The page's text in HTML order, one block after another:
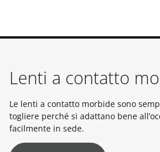
Lenti a contatto
Le lenti a contatto morbide sono
togliere perché si adattano bene
facilmente in sede.